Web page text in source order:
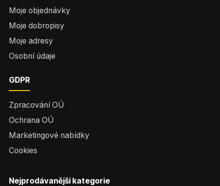
Moje objednávky
Moje dobropisy
Moje adresy
Osobní údaje
GDPR
Zpracování OÚ
Ochrana OÚ
Marketingové nabídky
Cookies
Nejprodávanější kategorie